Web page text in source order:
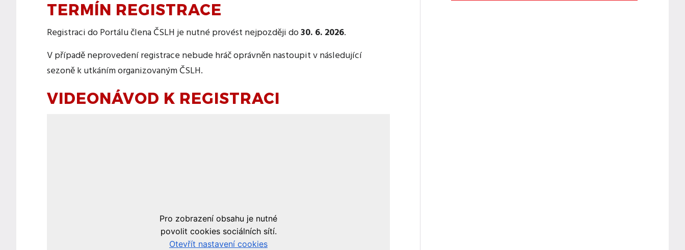
TERMÍN REGISTRACE
Registraci do Portálu člena ČSLH je nutné provést nejpozději do30. 6. 2026.
V případě neprovedení registrace nebude hráč oprávněn nastoupit v následující
sezoně k utkáním organizovaným ČSLH.
VIDEONÁVOD K REGISTRACI